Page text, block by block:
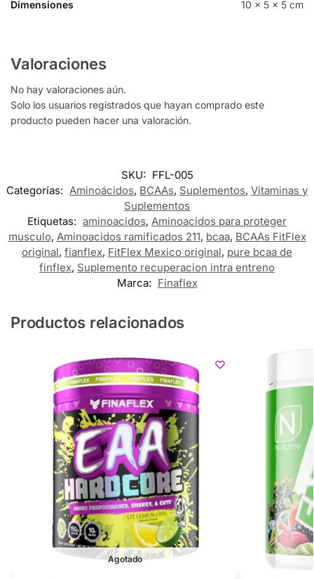
Dimensiones 10 × 5 × 5 cm
Valoraciones
No hay valoraciones aún.
Solo los usuarios registrados que hayan comprado este
producto pueden hacer una valoración.
SKU: FFL-005
Categorías: Aminoácidos, BCAAs, Suplementos, Vitaminas y
Suplementos
Etiquetas: aminoacidos, Aminoacidos para proteger
musculo, Aminoacidos ramificados 211, bcaa, BCAAs FitFlex
original, fianflex, FitFlex Mexico original, pure bcaa de
finflex, Suplemento recuperacion intra entreno
Marca: Finaflex
Productos relacionados
Agotado